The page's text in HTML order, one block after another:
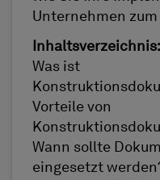
Unternehmen
Inhaltsverzeichnis:
Was ist
Vorteile von
Wann sollte
eingesetzt